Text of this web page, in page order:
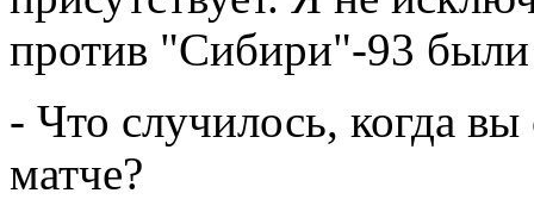
против "Сибири"-93
- Что случилось, когда вы
матче?